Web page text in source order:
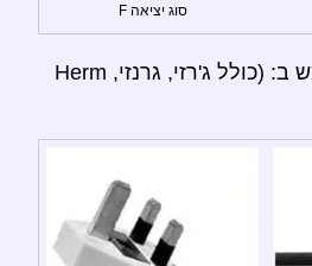
סוג יציאה F
תשתמש ב: (כולל ג'רזי, גרנזי, Herm